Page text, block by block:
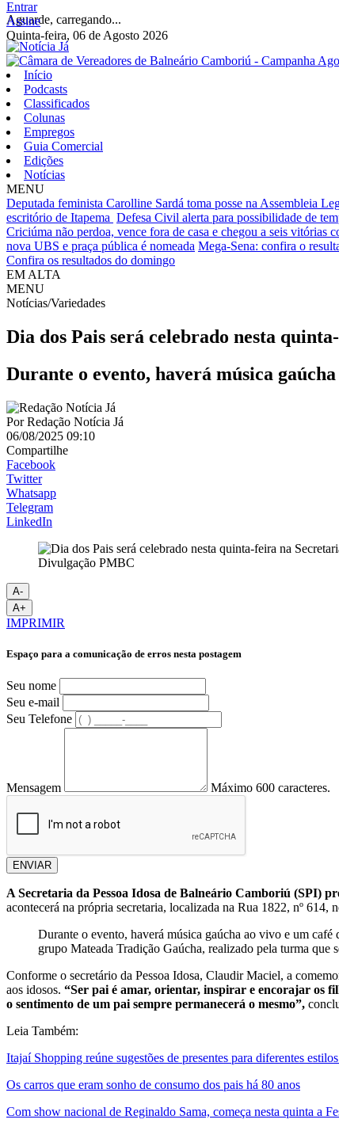
Aguarde, carregando...
Entrar
Assine
Quinta-feira, 06 de Agosto 2026
Início
Podcasts
Classificados
Colunas
Empregos
Guia Comercial
Edições
Notícias
MENU
Deputada feminista Carolline Sardá toma posse na Assembleia
escritório de Itapema Defesa Civil alerta para possibilidade de
Criciúma não perdoa, vence fora de casa e chegou a seis vitórias
nova UBS e praça pública é nomeada Mega-Sena: confira o
Confira os resultados do domingo
EM ALTA
MENU
Notícias/Variedades
Dia dos Pais será celebrado nesta
Durante o evento, haverá música
PorRedação Notícia Já
06/08/2025 09:10
Compartilhe
Facebook
Twitter
Whatsapp
Telegram
LinkedIn
Divulgação PMBC
A-
A+
IMPRIMIR
Espaço para a comunicação de erros nesta postagem
Seu nome
Seu e-mail
Seu Telefone
Mensagem Máximo 600 caracteres.
ENVIAR
A Secretaria da Pessoa Idosa de Balneário Camboriú (SPI)
acontecerá na própria secretaria, localizada na Rua 1822, nº
Durante o evento, haverá música gaúcha ao vivo e um café
grupo Mateada Tradição Gaúcha, realizado pela turma que
Conforme o secretário da Pessoa Idosa, Claudir Maciel, a
aos idosos. “Ser pai é amar, orientar, inspirar e encorajar os
o sentimento de um pai sempre permanecerá o mesmo”,
Leia Também:
Itajaí Shopping reúne sugestões de presentes para diferentes
Os carros que eram sonho de consumo dos pais há 80 anos
Com show nacional de Reginaldo Sama, começa nesta quinta a